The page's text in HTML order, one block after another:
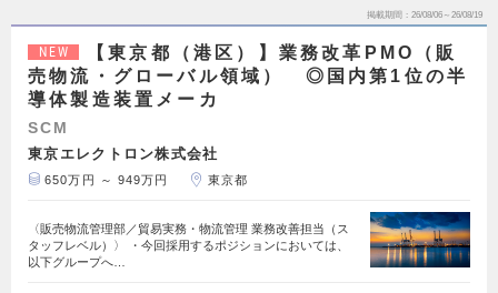
掲載期間 26/08/06～26/08/19
NEW
【東京都（港区）】業務改革PMO（販
売物流・グローバル領域） ◎国内第1位の半
導体製造装置メーカ
SCM
東京エレクトロン株式会社
650万円 ～ 949万円 東京都
〈販売物流管理部／貿易実務・物流管理 業務改善担当（ス
タッフレベル）〉 ・今回採用するポジションにおいては、
以下グループへ…